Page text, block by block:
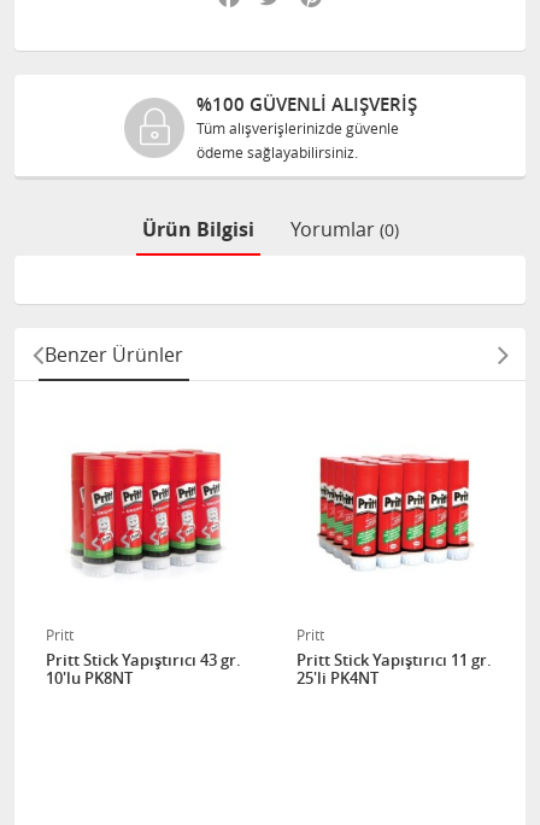
%100 GÜVENLİ ALIŞVERİŞ
Tüm alışverişlerinizde güvenle
ödeme sağlayabilirsiniz.
Ürün Bilgisi Yorumlar (0)
Benzer Ürünler
Pritt
Pritt Stick Yapıştırıcı 43 gr.
10'lu PK8NT
Pritt
Pritt Stick Yapıştırıcı 11 gr.
25'li PK4NT